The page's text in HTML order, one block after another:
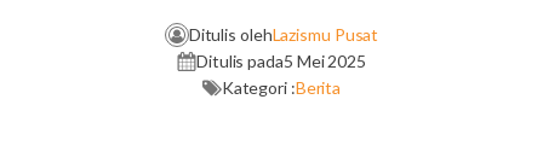
Ditulis olehLazismu Pusat
Ditulis pada5 Mei 2025
Kategori :Berita